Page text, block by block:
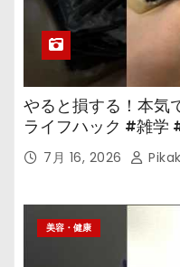
やると損する！本気
ライフハック #雑
7月 16, 2026
美容・健康